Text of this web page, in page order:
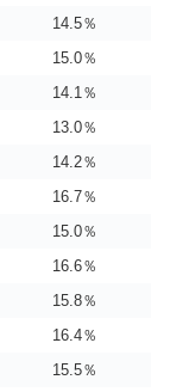
14.5％
15.0％
14.1％
13.0％
14.2％
16.7％
15.0％
16.6％
15.8％
16.4％
15.5％